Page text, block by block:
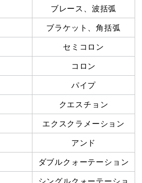
ブレース、波括弧
ブラケット、角括弧
セミコロン
コロン
パイプ
クエスチョン
エクスクラメーション
アンド
ダブルクォーテーション
シングルクォーテーショ